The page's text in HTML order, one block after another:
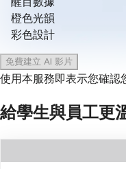
橙色光韻
彩色設計
免費建立 AI 影片
使用本服務即表示您確認
給學生與員工更